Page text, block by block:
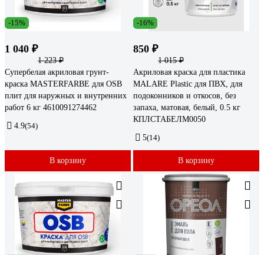
-15%
1 040 ₽
1 223 ₽
Супербелая акриловая грунт-
краска MASTERFARBE для OSB
плит для наружных и внутренних
работ 6 кг 4610091274462
4.9(54)
В корзину
-16%
850 ₽
1 015 ₽
Акриловая краска для пластика
MALARE Plastic для ПВХ, для
подоконников и откосов, без
запаха, матовая, белый, 0.5 кг
КПЛСТАБЕЛМ0050
5(14)
В корзину